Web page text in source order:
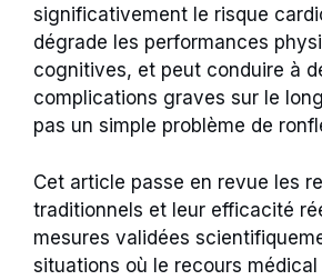
significativement le risque
dégrade les performances
cognitives, et peut conduire à
complications graves sur le
pas un simple problème de
Cet article passe en revue les
traditionnels et leur efficacité
mesures validées
situations où le recours